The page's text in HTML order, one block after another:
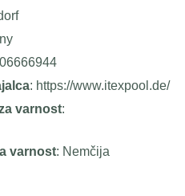
: https://www.itexpool.de/
varnost:
varnost: Nemčija